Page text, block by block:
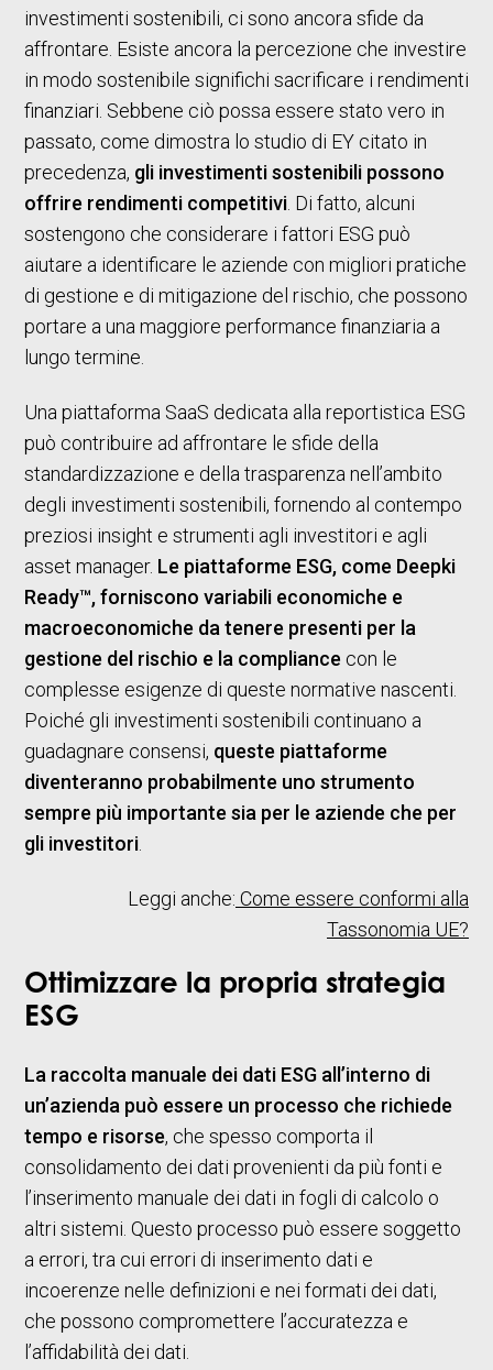
investimenti sostenibili, ci sono ancora sfide da
affrontare. Esiste ancora la percezione che investire
in modo sostenibile significhi sacrificare i rendimenti
finanziari. Sebbene ciò possa essere stato vero in
passato, come dimostra lo studio di EY citato in
precedenza, gli investimenti sostenibili possono
offrire rendimenti competitivi. Di fatto, alcuni
sostengono che considerare i fattori ESG può
aiutare a identificare le aziende con migliori pratiche
di gestione e di mitigazione del rischio, che possono
portare a una maggiore performance finanziaria a
lungo termine.
Una piattaforma SaaS dedicata alla reportistica ESG
può contribuire ad affrontare le sfide della
standardizzazione e della trasparenza nell’ambito
degli investimenti sostenibili, fornendo al contempo
preziosi insight e strumenti agli investitori e agli
asset manager. Le piattaforme ESG, come Deepki
Ready™, forniscono variabili economiche e
macroeconomiche da tenere presenti per la
gestione del rischio e la compliance con le
complesse esigenze di queste normative nascenti.
Poiché gli investimenti sostenibili continuano a
guadagnare consensi, queste piattaforme
diventeranno probabilmente uno strumento
sempre più importante sia per le aziende che per
gli investitori.
Leggi anche: Come essere conformi alla
Tassonomia UE?
Ottimizzare la propria strategia
ESG
La raccolta manuale dei dati ESG all’interno di
un’azienda può essere un processo che richiede
tempo e risorse, che spesso comporta il
consolidamento dei dati provenienti da più fonti e
l’inserimento manuale dei dati in fogli di calcolo o
altri sistemi. Questo processo può essere soggetto
a errori, tra cui errori di inserimento dati e
incoerenze nelle definizioni e nei formati dei dati,
che possono compromettere l’accuratezza e
l’affidabilità dei dati.